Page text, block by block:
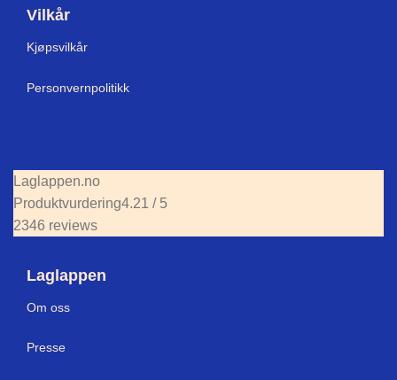
Vilkår
Kjøpsvilkår
Personvernpolitikk
Laglappen.no
Produktvurdering4.21 / 5
2346 reviews
Laglappen
Om oss
Presse